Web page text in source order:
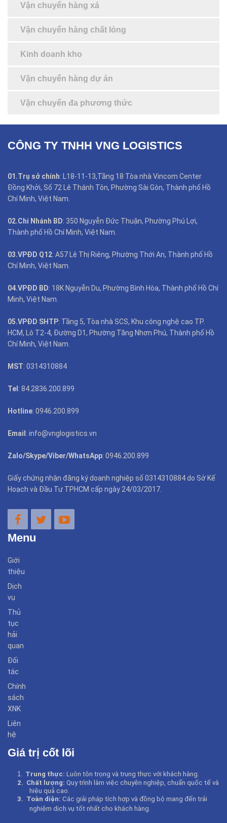
Vận chuyển hàng xá
Vận chuyển hàng chất lỏng
Kinh doanh kho
Vận chuyển hàng dự án
Vận chuyển đa phương thức
CÔNG TY TNHH VNG LOGISTICS
01.Trụ sở chính: L18-11-13,Tầng 18 Tòa nhà Vincom Center
Đồng Khởi, Số 72 Lê Thánh Tôn, Phường Sài Gòn, Thành phố Hồ
Chí Minh, Việt Nam.
02.Chi Nhánh BD: 350 Nguyễn Đức Thuận, Phường Phú Lợi,
Thành phố Hồ Chí Minh, Việt Nam.
03.VPĐD Q12: A57 Lê Thị Riêng, Phường Thới An, Thành phố Hồ
Chí Minh, Việt Nam.
04.VPĐD BD: 18K Nguyễn Du, Phường Bình Hòa, Thành phố Hồ Chí
Minh, Việt Nam.
05.VPĐD SHTP: Tầng 5, Tòa nhà SCS, Khu công nghệ cao TP.
HCM, Lô T2-4, Đường D1, Phường Tăng Nhơn Phú, Thành phố Hồ
Chí Minh, Việt Nam.
MST: 0314310884
Tel : 84.2836.200.899
Hotline: 0946.200.899
Email : info@vnglogistics.vn
Zalo/Skype/Viber/WhatsApp: 0946.200.899
Giấy chứng nhận đăng ký doanh nghiệp số 0314310884 do Sở Kế
Hoạch và Đầu Tư TPHCM cấp ngày 24/03/2017.
Menu
Giới
thiệu
Dịch
vụ
Thủ
tục
hải
quan
Đối
tác
Chính
sách
XNK
Liên
hệ
Giá trị cốt lõi
1 Trung thực: Luôn tôn trọng và trung thực với khách hàng.
2. Chất lượng: Quy trình làm việc chuyên nghiệp, chuẩn quốc tế và
hiệu quả cao.
3. Toàn diện: Các giải pháp tích hợp và đồng bộ mang đến trải
nghiệm dịch vụ tốt nhất cho khách hàng